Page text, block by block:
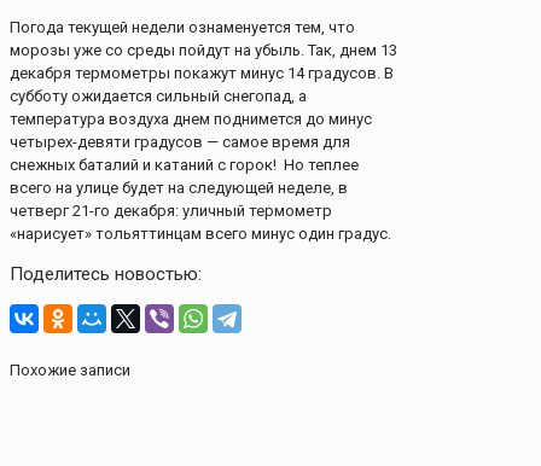
Погода текущей недели ознаменуется тем, что
морозы уже со среды пойдут на убыль. Так, днем 13
декабря термометры покажут минус 14 градусов. В
субботу ожидается сильный снегопад, а
температура воздуха днем поднимется до минус
четырех-девяти градусов — самое время для
снежных баталий и катаний с горок! Но теплее
всего на улице будет на следующей неделе, в
четверг 21-го декабря: уличный термометр
«нарисует» тольяттинцам всего минус один градус.
Поделитесь новостью:
Похожие записи